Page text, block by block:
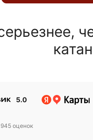
5.0
945 оценок